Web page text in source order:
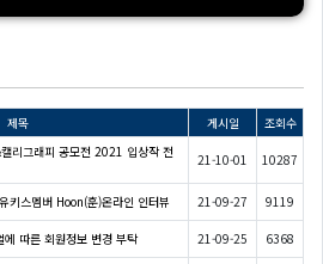
제목 게시일 조회수
리그래피 공모전 2021 입상작 전
21-10-01 10287
키스멤버 Hoon(훈)온라인 인터뷰 21-09-27 9119
에 따른 회원정보 변경 부탁 21-09-25 6368